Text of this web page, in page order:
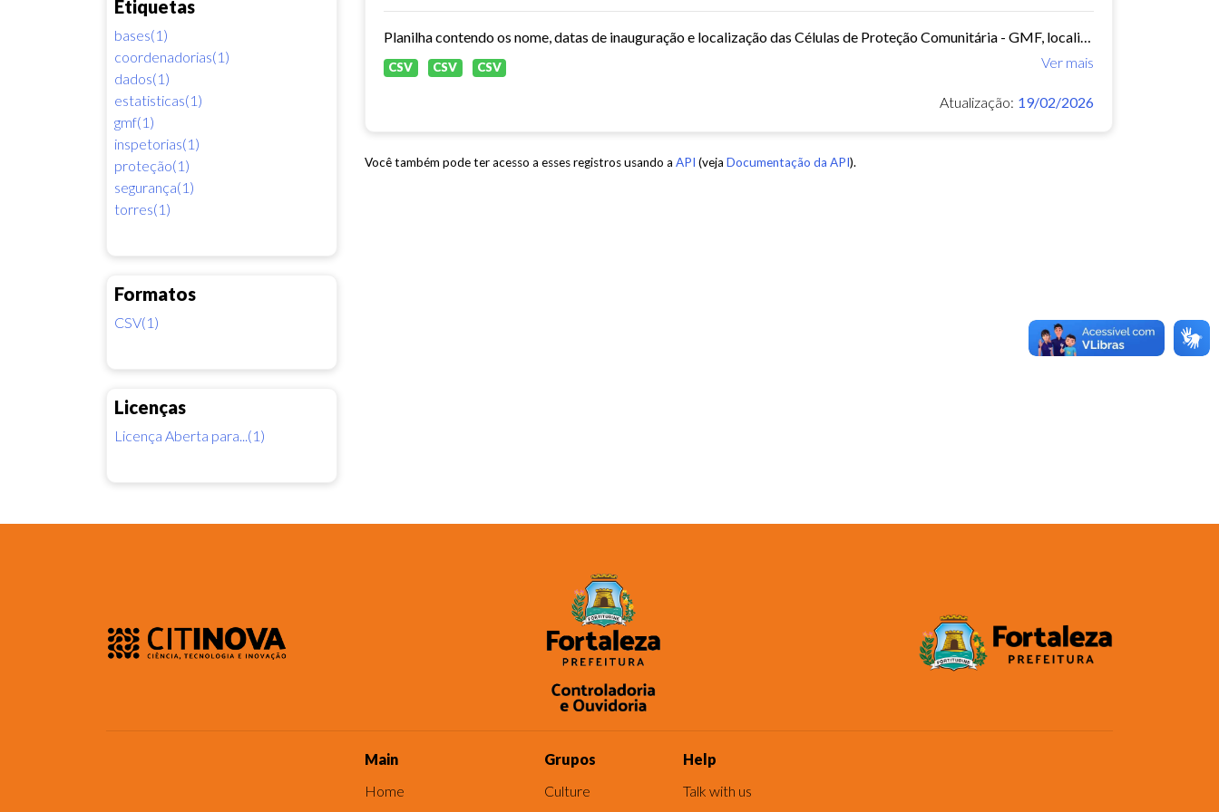
Etiquetas
bases(1)
coordenadorias(1)
dados(1)
estatisticas(1)
gmf(1)
inspetorias(1)
proteção(1)
segurança(1)
torres(1)
Formatos
CSV(1)
Licenças
Licença Aberta para...(1)
Planilha contendo os nome, datas de inauguração e localização das Células de Proteção Comunitária - GMF, localização das coordenadorias e inspetorias -GMF
Ver mais
CSV CSV CSV
Atualização: 19/02/2026
Você também pode ter acesso a esses registros usando a API (veja Documentação da API).
Main
Home
Grupos
Culture
Help
Talk with us